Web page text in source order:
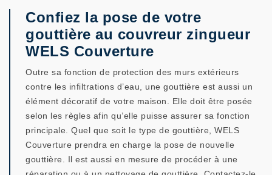
Confiez la pose de votre
gouttière au couvreur zingueur
WELS Couverture
Outre sa fonction de protection des murs extérieurs
contre les infiltrations d’eau, une gouttière est aussi un
élément décoratif de votre maison. Elle doit être posée
selon les règles afin qu’elle puisse assurer sa fonction
principale. Quel que soit le type de gouttière, WELS
Couverture prendra en charge la pose de nouvelle
gouttière. Il est aussi en mesure de procéder à une